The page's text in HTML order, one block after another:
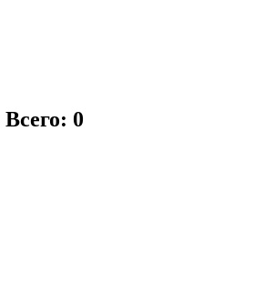
Всего: 0